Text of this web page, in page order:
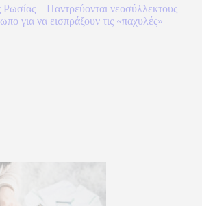
Ρωσίας – Παντρεύονται νεοσύλλεκτους
για να εισπράξουν τις «παχυλές»